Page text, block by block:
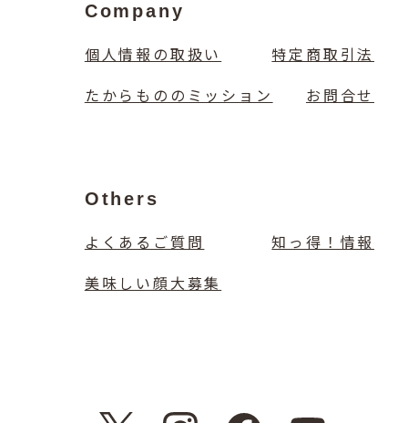
Company
個人情報の取扱い 特定商取引法
たからもののミッション お問合せ
Others
よくあるご質問 知っ得！情報
美味しい顔大募集